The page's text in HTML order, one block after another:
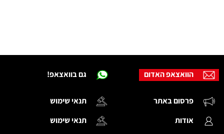
גם בוואצאפ!
תנאי שימוש
תנאי שימוש
הוואצאפ האדום
פרסום באתר
אודות